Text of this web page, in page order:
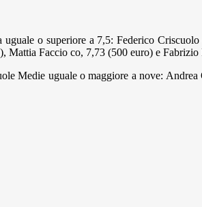
o superiore a 7,5: Federico
Faccio co, 7,73 (500 euro) e
Medie uguale o maggiore a nove: